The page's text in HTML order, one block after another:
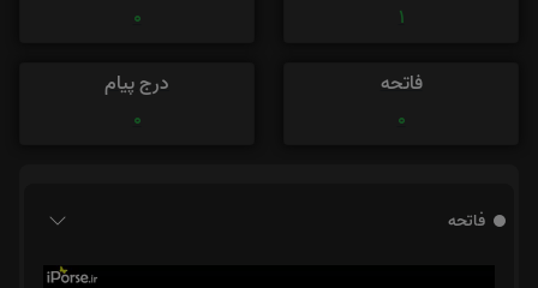
1
0
فاتحه
0
درج پیام
0
فاتحه